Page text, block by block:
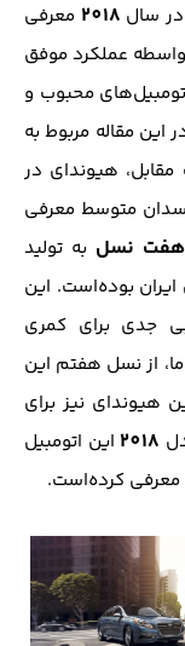
در سال 2018 معرفی
واسطه عملکرد موفق
محبوب و
این مقاله مربوط به
هیوندای در
سدان متوسط معرفی
هفت‌ نسل به تولید
بوده‌است. این
جدی برای کمری
از نسل هفتم این
هیوندای نیز برای
2018این اتومبیل
معرفی کرده‌است.